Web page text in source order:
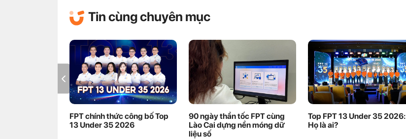
Tin cùng chuyên mục
FPT chính thức công bố Top
13 Under 35 2026
90 ngày thần tốc FPT cùng
Lào Cai dựng nền móng dữ
liệu số
Top FPT 13 Under 35 2026:
Họ là ai?